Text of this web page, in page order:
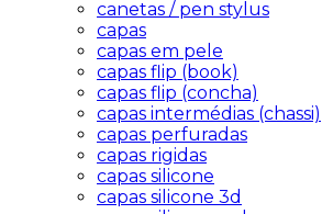
canetas / pen stylus
capas
capas em pele
capas flip (book)
capas flip (concha)
capas intermédias (chassi)
capas perfuradas
capas rigidas
capas silicone
capas silicone 3d